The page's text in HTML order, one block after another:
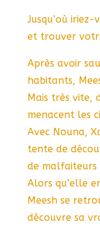
Jusqu’où
et trouver
Après avoir
habitants,
Mais très vite,
menacent les
Avec Nouna,
tente de
de malfaiteurs
Alors qu’elle
Meesh se
découvre sa